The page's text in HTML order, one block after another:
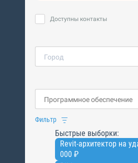
Доступны контакты
Город
Фильтр
Быстрые выборки:
Revit-архитектор на
000 ₽